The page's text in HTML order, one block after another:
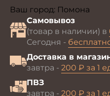
Ваш город: Помона
Самовывоз
(товар в наличии) в
Сегодня -
Доставка в
завтра - 200 ₽ за 1
ПВЗ
завтра - 200 ₽ за 1